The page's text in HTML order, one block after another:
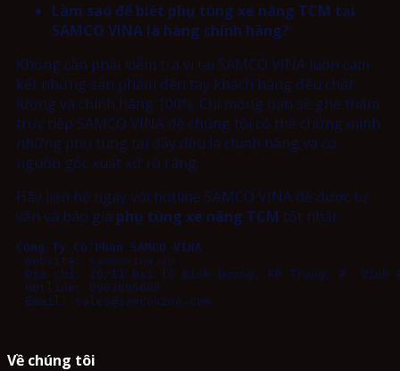
Làm sao để biết phụ tùng xe nâng TCM tại
SAMCO VINA là hàng chính hãng?
Không cần phải kiểm tra vì tại SAMCO VINA luôn cam
kết những sản phẩm đến tay khách hàng đều chất
lượng và chính hãng 100%. Chỉ mong bạn sẽ ghé thăm
trực tiếp SAMCO VINA để chúng tôi có thể chứng minh
những phụ tùng tại đây đều là chính hãng và có
nguồn gốc xuất xứ rõ ràng.
Hãy liên hệ ngay với hotline SAMCO VINA để được tư
vấn và báo giá phụ tùng xe nâng TCM tốt nhất.
Công Ty Cổ Phần SAMCO VINA
Email: sales@samcovina.com
Về chúng tôi